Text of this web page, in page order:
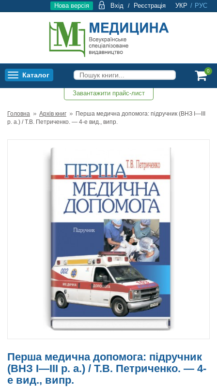
УКР / РУС
Вхід / Реєстрація
Нова версія
Toggle
Каталог
0
Завантажити прайс-лист
Головна Архів книг
Перша медична допомога: підручник (ВНЗ І—ІІІ
р. а.) / Т.В. Петриченко. — 4-е вид., випр.
Перша медична допомога: підручник
(ВНЗ І—ІІІ р. а.) / Т.В. Петриченко. — 4-
е вид., випр.